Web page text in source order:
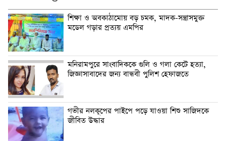
শিক্ষা ও অবকাঠামোয় বড় চমক, মাদক-সন্ত্রাসমুক্ত
মডেল গড়ার প্রত্যয় এমপির
মনিরামপুরে সাংবাদিককে গুলি ও গলা কেটে হত্যা,
জিজ্ঞাসাবাদের জন্য বান্ধবী পুলিশ হেফাজতে
গভীর নলকূপের পাইপে পড়ে যাওয়া শিশু সাজিদকে
জীবিত উদ্ধার